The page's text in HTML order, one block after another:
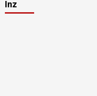
Inz